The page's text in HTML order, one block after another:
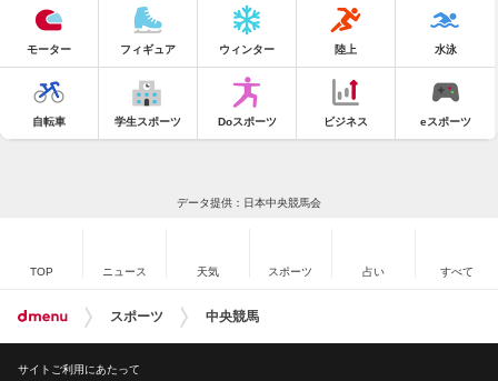
モーター フィギュア ウィンター 陸上 水泳
自転車 学生スポーツ Doスポーツ ビジネス eスポーツ
データ提供：日本中央競馬会
TOP ニュース 天気 スポーツ 占い すべて
スポーツ 中央競馬
サイトご利用にあたって